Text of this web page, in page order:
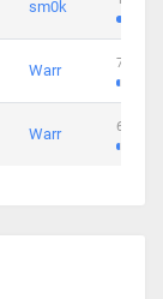
sm0k
Warr 76
Warr 63